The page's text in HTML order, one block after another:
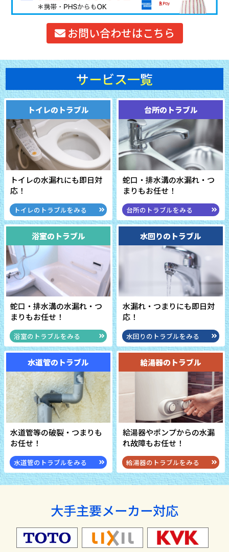
お問い合わせはこちら
サービス一覧
トイレのトラブル
トイレの水漏れにも即日対
応！
トイレのトラブルをみる
台所のトラブル
蛇口・排水溝の水漏れ・ つ
まりもお任せ！
台所のトラブルをみる
浴室のトラブル
蛇口・排水溝の水漏れ・ つ
まりもお任せ！
浴室のトラブルをみる
水回りのトラブル
水漏れ・つまりにも即日対
応！
水回りのトラブルをみる
水道管のトラブル
水道管等の破裂・つまりも
お任せ！
水道管のトラブルをみる
給湯器のトラブル
給湯器やポンプからの水漏
れ故障もお任せ！
給湯器のトラブルをみる
大手主要メーカー対応